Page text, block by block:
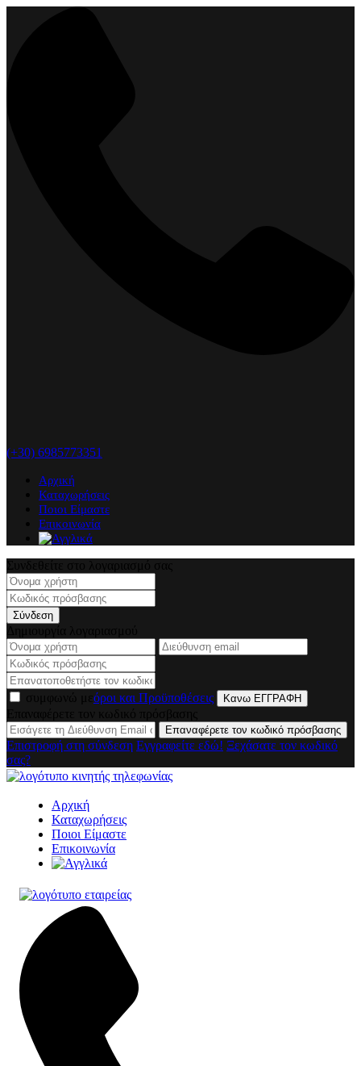
(+30) 6985773351
Αρχική
Καταχωρήσεις
Ποιοι Είμαστε
Επικοινωνία
Σύνδεση
όροι και Προϋποθέσεις Κανω ΕΓΓΡΑΦΗ
Επαναφέρετε τον κωδικό πρόσβασης
Επιστροφή στη σύνδεση Εγγραφείτε εδώ! Ξεχάσατε τον κωδικό
σας?
Αρχική
Καταχωρήσεις
Ποιοι Είμαστε
Επικοινωνία